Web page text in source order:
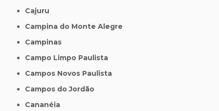
Cajuru
Campina do Monte Alegre
Campinas
Campo Limpo Paulista
Campos Novos Paulista
Campos do Jordão
Cananéia